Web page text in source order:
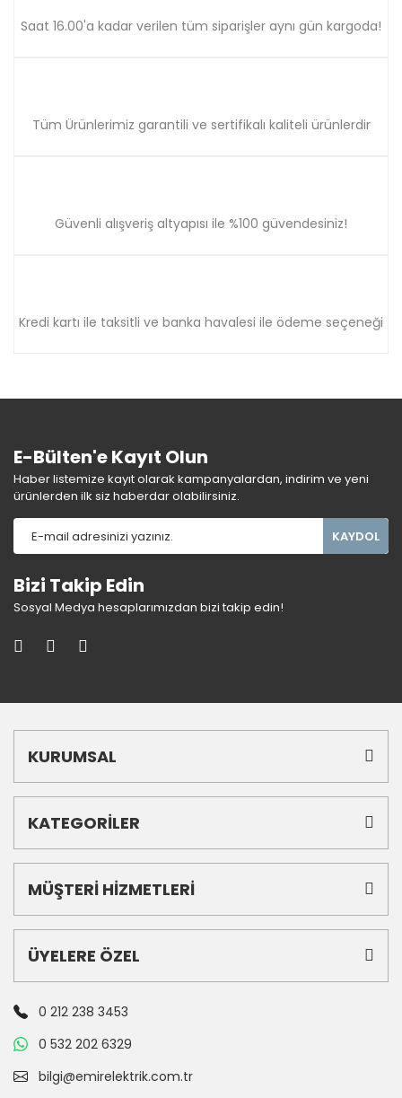
Saat 16.00'a kadar verilen tüm siparişler aynı gün kargoda!
Tüm Ürünlerimiz garantili ve sertifikalı kaliteli ürünlerdir
Güvenli alışveriş altyapısı ile %100 güvendesiniz!
Kredi kartı ile taksitli ve banka havalesi ile ödeme seçeneği
E-Bülten'e Kayıt Olun
Haber listemize kayıt olarak kampanyalardan, indirim ve yeni
ürünlerden ilk siz haberdar olabilirsiniz.
KAYDOL
Bizi Takip Edin
Sosyal Medya hesaplarımızdan bizi takip edin!
KURUMSAL
KATEGORİLER
MÜŞTERİ HİZMETLERİ
ÜYELERE ÖZEL
0 212 238 3453
0 532 202 6329
bilgi@emirelektrik.com.tr